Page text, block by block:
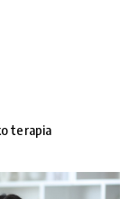
terapia